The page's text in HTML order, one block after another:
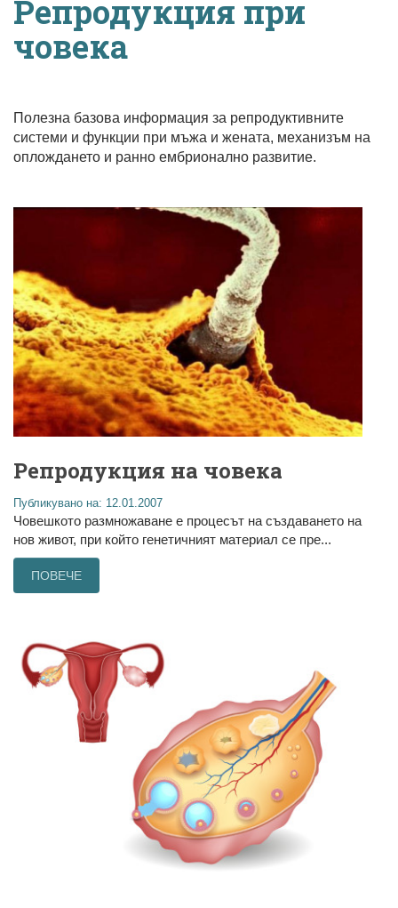
Репродукция при
човека
Полезна базова информация за репродуктивните
системи и функции при мъжа и жената, механизъм на
оплождането и ранно ембрионално развитие.
Репродукция на човека
Публикувано на: 12.01.2007
Човешкото размножаване е процесът на създаването на
нов живот, при който генетичният материал се пре...
ПОВЕЧЕ